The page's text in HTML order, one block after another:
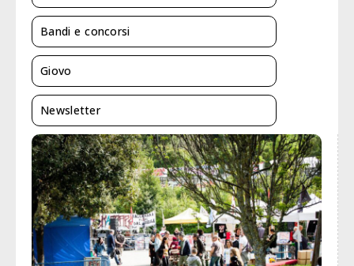
Bandi e concorsi
Giovo
Newsletter